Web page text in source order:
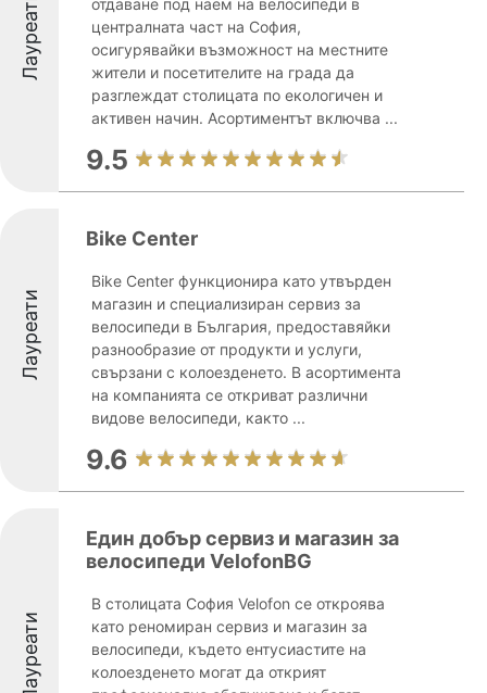
Лауреати
отдаване под наем на велосипеди в
централната част на София,
осигурявайки възможност на местните
жители и посетителите на града да
разглеждат столицата по екологичен и
активен начин. Асортиментът включва ...
9.5
Лауреати
Bike Center
Bike Center функционира като утвърден
магазин и специализиран сервиз за
велосипеди в България, предоставяйки
разнообразие от продукти и услуги,
свързани с колоезденето. В асортимента
на компанията се откриват различни
видове велосипеди, както ...
9.6
Лауреати
Един добър сервиз и магазин за
велосипеди VelofonBG
В столицата София Velofon се откроява
като реномиран сервиз и магазин за
велосипеди, където ентусиастите на
колоезденето могат да открият